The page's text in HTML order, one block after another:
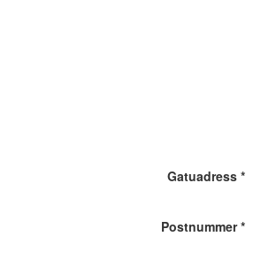
Gatuadress *
Postnummer*